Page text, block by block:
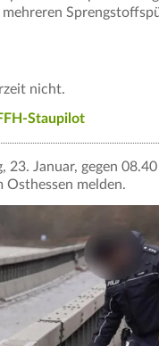
nicht.
Staupilot
23. Januar, gegen
Osthessen melden.